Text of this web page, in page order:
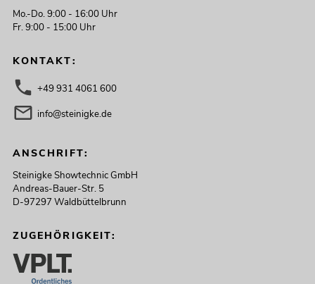
Mo.-Do. 9:00 - 16:00 Uhr
Fr. 9:00 - 15:00 Uhr
KONTAKT:
+49 931 4061 600
info@steinigke.de
ANSCHRIFT:
Steinigke Showtechnic GmbH
Andreas-Bauer-Str. 5
D-97297 Waldbüttelbrunn
ZUGEHÖRIGKEIT: